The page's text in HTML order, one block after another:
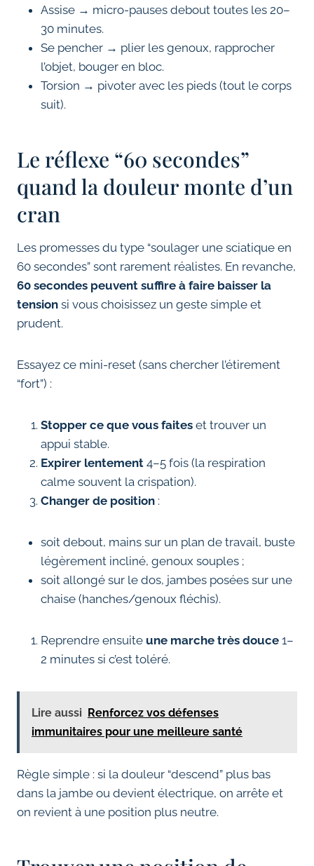
Assise → micro-pauses debout toutes les 20–
30 minutes.
Se pencher → plier les genoux, rapprocher
l’objet, bouger en bloc.
Torsion → pivoter avec les pieds (tout le corps
suit).
Le réflexe “60 secondes”
quand la douleur monte d’un
cran
Les promesses du type “soulager une sciatique en
60 secondes” sont rarement réalistes. En revanche,
60 secondes peuvent suffire à faire baisser la
tension si vous choisissez un geste simple et
prudent.
Essayez ce mini-reset (sans chercher l’étirement
“fort”) :
Stopper ce que vous faites et trouver un
appui stable.
Expirer lentement 4–5 fois (la respiration
calme souvent la crispation).
Changer de position :
soit debout, mains sur un plan de travail, buste
légèrement incliné, genoux souples ;
soit allongé sur le dos, jambes posées sur une
chaise (hanches/genoux fléchis).
Reprendre ensuite une marche très douce 1–
2 minutes si c’est toléré.
Lire aussi Renforcez vos défenses
immunitaires pour une meilleure santé
Règle simple : si la douleur “descend” plus bas
dans la jambe ou devient électrique, on arrête et
on revient à une position plus neutre.